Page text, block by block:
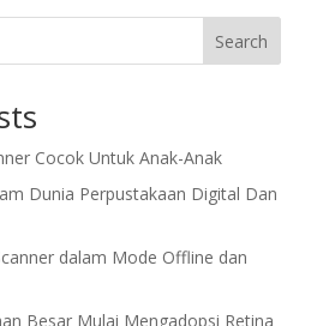
Search
Cocok Untuk Anak-Anak
Dunia Perpustakaan Digital Dan
dalam Mode Offline dan
Besar Mulai Mengadopsi Retina